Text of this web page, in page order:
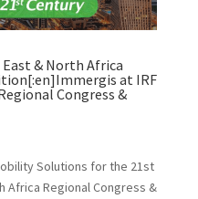
& North Africa
at IRF
Congress &
Solutions for the 21st
Africa Regional Congress &